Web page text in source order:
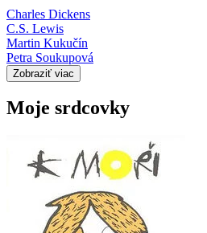
Charles Dickens
C.S. Lewis
Martin Kukučín
Petra Soukupová
Zobraziť viac
Moje srdcovky